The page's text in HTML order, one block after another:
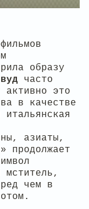
образу
часто
активно это
в качестве
азиаты,
продолжает
мститель,
чем в